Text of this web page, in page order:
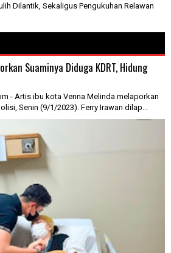
Dilantik, Sekaligus Pengukuhan Relawan
Suaminya Diduga KDRT, Hidung
- Artis ibu kota Venna Melinda melaporkan
Senin (9/1/2023). Ferry Irawan dilap...